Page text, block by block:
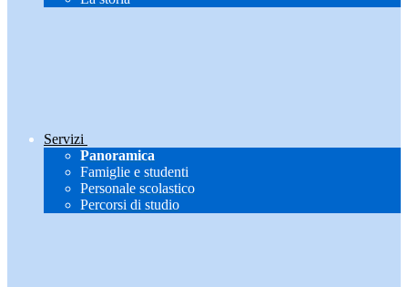
Servizi
Panoramica
Famiglie e studenti
Personale scolastico
Percorsi di studio